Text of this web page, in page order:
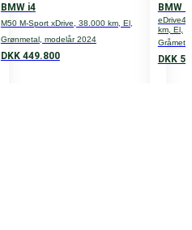
BMW i4
M50 M-Sport xDrive, 38.000 km, El,
Grønmetal, modelår 2024
DKK 449.800
BMW i5
km, El,
DKK